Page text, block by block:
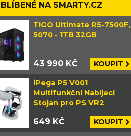
NA SMARTY.CZ
TIGO Ultimate R5-7500F,
5070 - 1TB 32GB
43 990 KČ KOUPIT
iPega P5 V001
Multifunkční Nabíjecí
Stojan pro PS VR2
649 KČ KOUPIT